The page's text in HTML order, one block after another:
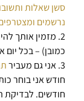
סשן שאלות
נרשמים
2. מזמין אותך להירשם לאתגר
כמובן) – בכל
3. אני גם מעביר
חודש אני בוחר
חודשים. לבדיקת